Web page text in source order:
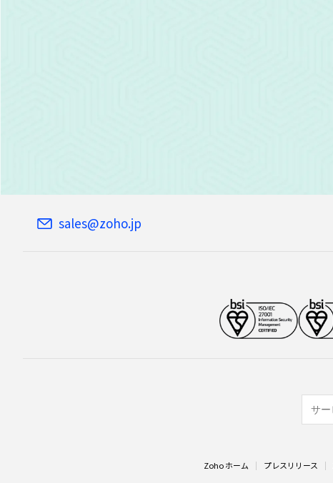
sales@zoho.jp
Zoho ホーム プレスリリース